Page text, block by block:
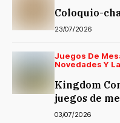
Coloquio-
23/07/2026
Juegos De
Novedades Y
Kingdom
juegos de
03/07/2026